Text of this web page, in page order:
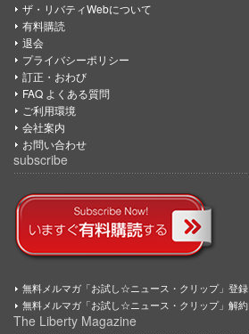
ザ・リバティWebについて
有料購読
退会
プライバシーポリシー
訂正・おわび
FAQ よくある質問
ご利用環境
会社案内
お問い合わせ
subscribe
無料メルマガ「お試し☆ニュース・クリップ」登録
無料メルマガ「お試し☆ニュース・クリップ」解約
The Liberty Magazine